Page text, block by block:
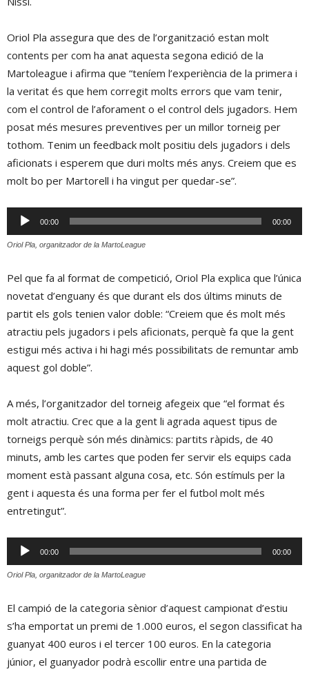
Oriol Pla assegura que des de l’organització estan molt
contents per com ha anat aquesta segona edició de la
Martoleague i afirma que “teníem l’experiència de la primera i
la veritat és que hem corregit molts errors que vam tenir,
com el control de l’aforament o el control dels jugadors. Hem
posat més mesures preventives per un millor torneig per
tothom. Tenim un feedback molt positiu dels jugadors i dels
aficionats i esperem que duri molts més anys. Creiem que es
molt bo per Martorell i ha vingut per quedar-se”.
Reproductor
d'àudio
00:00 00:00
Oriol Pla, organitzador de la MartoLeague
Pel que fa al format de competició, Oriol Pla explica que l’única
novetat d’enguany és que durant els dos últims minuts de
partit els gols tenien valor doble: “Creiem que és molt més
atractiu pels jugadors i pels aficionats, perquè fa que la gent
estigui més activa i hi hagi més possibilitats de remuntar amb
aquest gol doble”.
A més, l’organitzador del torneig afegeix que “el format és
molt atractiu. Crec que a la gent li agrada aquest tipus de
torneigs perquè són més dinàmics: partits ràpids, de 40
minuts, amb les cartes que poden fer servir els equips cada
moment està passant alguna cosa, etc. Són estímuls per la
gent i aquesta és una forma per fer el futbol molt més
entretingut”.
Reproductor
d'àudio
00:00 00:00
Oriol Pla, organitzador de la MartoLeague
El campió de la categoria sènior d’aquest campionat d’estiu
s’ha emportat un premi de 1.000 euros, el segon classificat ha
guanyat 400 euros i el tercer 100 euros. En la categoria
júnior, el guanyador podrà escollir entre una partida de